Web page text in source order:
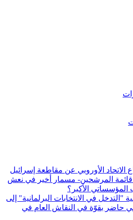
الاتحاد الأوروبي عن مقاطعة إسرائيل
قائمة المرشحين- مسمار أخير في نعش
المؤسساتي الأكبر؟
في الانتخابات البرلمانية" إلى
حاضر بقوّة في النقاش العام في